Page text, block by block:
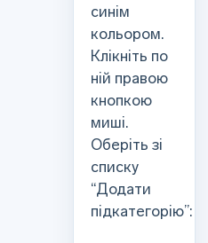
синім
кольором.
Клікніть по
ній правою
кнопкою
миші.
Оберіть зі
списку
“Додати
підкатегорію”: